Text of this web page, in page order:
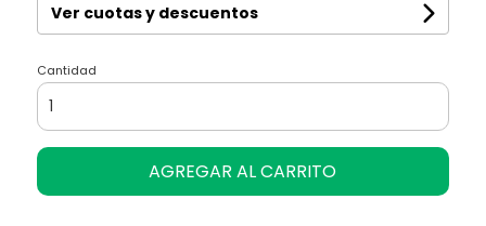
Ver cuotas y descuentos
Cantidad
AGREGAR AL CARRITO